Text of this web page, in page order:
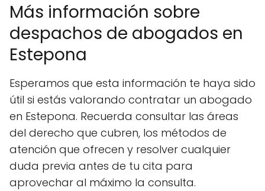
Más información sobre
despachos de abogados en
Estepona
Esperamos que esta información te haya sido
útil si estás valorando contratar un abogado
en Estepona. Recuerda consultar las áreas
del derecho que cubren, los métodos de
atención que ofrecen y resolver cualquier
duda previa antes de tu cita para
aprovechar al máximo la consulta.